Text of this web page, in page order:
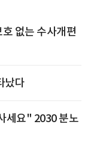
없는 수사개편
났다
세요" 2030 분노